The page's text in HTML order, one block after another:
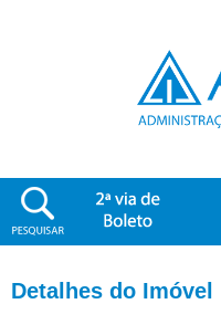
Detalhes do Imóvel